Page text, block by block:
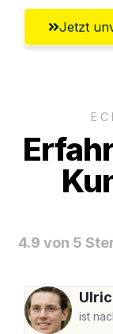
Jetzt
4.9 von 5
ist